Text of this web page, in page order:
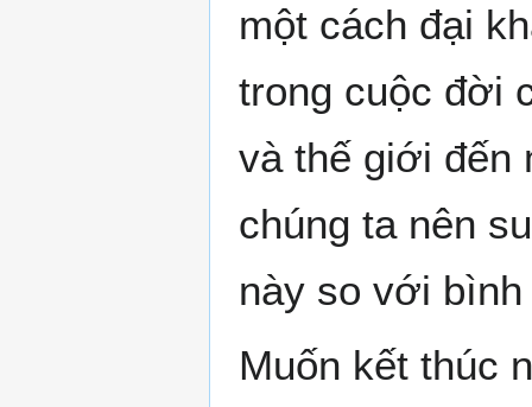
một cách đại
trong cuộc đời
và thế giới đến
chúng ta nên
này so với
Muốn kết thúc